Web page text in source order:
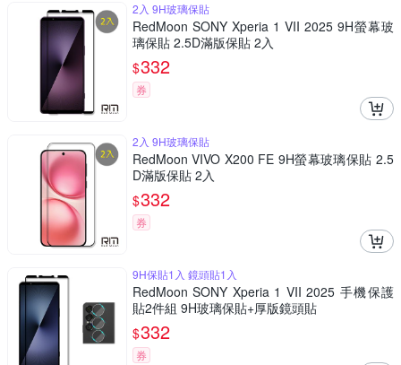
2入 9H玻璃保貼
RedMoon SONY Xperia 1 VII 2025 9H螢幕玻
璃保貼 2.5D滿版保貼 2入
$332
券
2入 9H玻璃保貼
RedMoon VIVO X200 FE 9H螢幕玻璃保貼 2.5
D滿版保貼 2入
$332
券
9H保貼1入 鏡頭貼1入
RedMoon SONY Xperia 1 VII 2025 手機保護
貼2件組 9H玻璃保貼+厚版鏡頭貼
$332
券